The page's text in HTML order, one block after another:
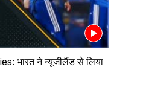
भारत ने न्यूजीलैंड से लिया